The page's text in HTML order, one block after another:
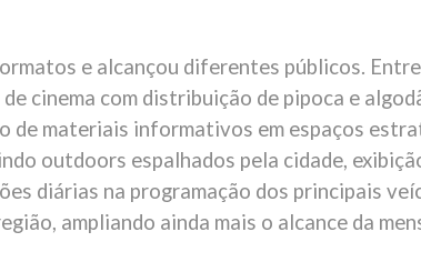
e alcançou diferentes públicos.
cinema com distribuição de pipoca e
de materiais informativos em espaços
outdoors espalhados pela cidade,
diárias na programação dos principais
ampliando ainda mais o alcance da